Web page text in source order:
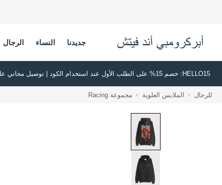
جديدنا النساء الرجال
HELLO15: خصم 15% على الطلب الأول عند استخدام الكود | توصيل مجاني على جميع الطلبات بقيمة 500 ريال سعودي أو أكثر | اشترِ الآن وادفع لاحقًا عبر تابي وتمارا
للرجال الملابس العلوية مجموعة Racing